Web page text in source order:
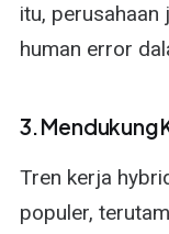
itu,
human error
3. Mendukung
Tren kerja
populer,